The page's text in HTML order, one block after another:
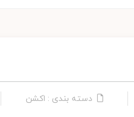
دسته بندی : اکشن